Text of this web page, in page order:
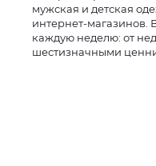
мужская и детская
интернет-магазинов.
каждую неделю: от
шестизначными